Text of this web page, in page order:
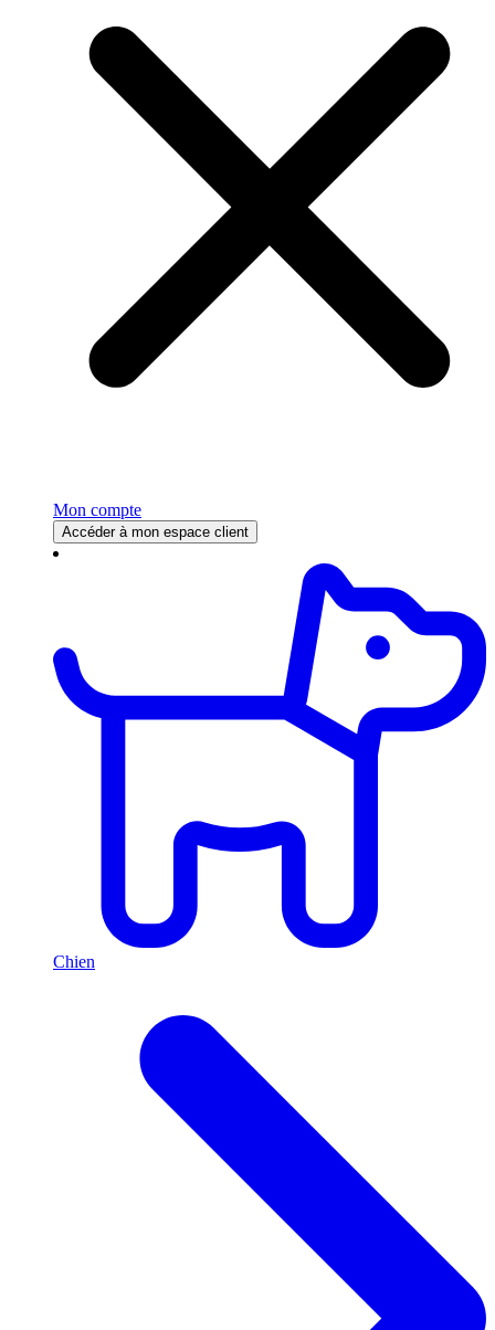
Mon compte
Accéder à mon espace client
Chien